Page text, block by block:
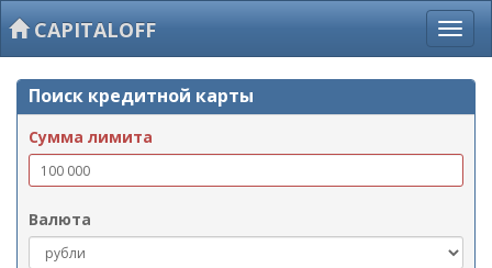
CAPITALOFF
Поиск кредитной карты
Сумма лимита
Валюта